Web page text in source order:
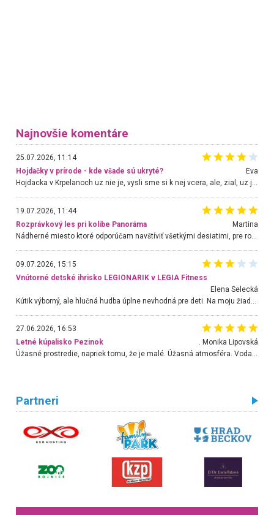
Najnovšie komentáre
25.07.2026, 11:14
Hojdačky v prírode - kde všade sú ukryté?
Eva
Hojdacka v Krpelanoch uz nie je, vysli sme si k nej vcera, ale, zial, uz je znicena. Ak sem planujete cestu len kvoli hojdacke, mozete si ju usetrit. Krasny vyhlad je tu vsak aj bez hojdacky :-)
19.07.2026, 11:44
Rozprávkový les pri kolibe Panoráma
Martina
Nádherné miesto ktoré odporúčam navštíviť všetkými desiatimi, pre rodiny s deťmi, dôchodcom... Proste a jednoducho ozaj rozprávkový les.. určite ešte prídeme. Odniesli sme si na pamiatku krásne tričká,
09.07.2026, 15:15
Vnútorné detské ihrisko LEGIONARIK v LEGIA Fitness
Elena Selecká
27.06.2026, 16:53
Letné kúpalisko Pezinok
. Monika Lipovská
Úžasné prostredie, napriek tomu, že je malé. Úžasná atmosféra. Voda fantastická a nádherná. Ľudí je pomerne veľa, ale su mili a ohľaduplní. Je veľmi zaujímavé sledovať, ako dokážu spolu športovať cudzí ľudia a bez ohľadu na vek. Vládne tu pohoda. Vnuka neviem dostať z vody. Ďakujem za krásny deň . Urcite sa sem vrátim. Jediný problém je s parkovaním, ale aj ten sa mi podarilo vyriešiť. Monika Bratislava
Partneri